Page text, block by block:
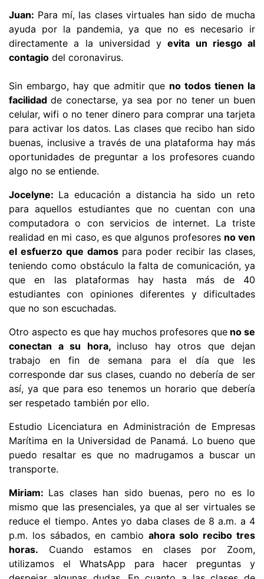
Juan: Para mí, las clases virtuales han sido de mucha
ayuda por la pandemia, ya que no es necesario ir
directamente a la universidad yevita un riesgo al
contagio del coronavirus.
Sin embargo, hay que admitir que no todos tienen la
facilidadde conectarse, ya sea por no tener un buen
celular, wifi o no tener dinero para comprar una tarjeta
para activar los datos. Las clases que recibo han sido
buenas, inclusive a través de una plataforma hay más
oportunidades de preguntar a los profesores cuando
algo no se entiende.
Jocelyne: La educación a distancia ha sido un reto
para aquellos estudiantes que no cuentan con una
computadora o con servicios de internet. La triste
realidad en mi caso, es que algunos profesores no ven
el esfuerzo que damos para poder recibir las clases,
teniendo como obstáculo la falta de comunicación, ya
que en las plataformas hay hasta más de 40
estudiantes con opiniones diferentes y dificultades
que no son escuchadas.
Otro aspecto es que hay muchos profesores que no se
conectan a su hora, incluso hay otros que dejan
trabajo en fin de semana para el día que les
corresponde dar sus clases, cuando no debería de ser
así, ya que para eso tenemos un horario que debería
ser respetado también por ello.
Estudio Licenciatura en Administración de Empresas
Marítima en la Universidad de Panamá. Lo bueno que
puedo resaltar es que no madrugamos a buscar un
transporte.
Miriam: Las clases han sido buenas, pero no es lo
mismo que las presenciales, ya que al ser virtuales se
reduce el tiempo. Antes yo daba clases de 8 a.m. a 4
p.m. los sábados, en cambio ahora solo recibo tres
horas. Cuando estamos en clases por Zoom,
utilizamos el WhatsApp para hacer preguntas y